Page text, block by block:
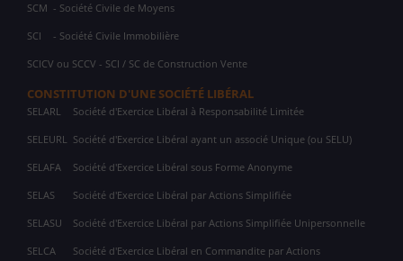
SCM - Société Civile de Moyens
SCI - Société Civile Immobilière
SCICV ou SCCV - SCI / SC de Construction Vente
CONSTITUTION D'UNE SOCIÉTÉ LIBÉRAL
SELARL Société d'Exercice Libéral à Responsabilité Limitée
SELEURL Société d'Exercice Libéral ayant un associé Unique (ou SELU)
SELAFA Société d'Exercice Libéral sous Forme Anonyme
SELAS Société d'Exercice Libéral par Actions Simplifiée
SELASU Société d'Exercice Libéral par Actions Simplifiée Unipersonnelle
SELCA Société d'Exercice Libéral en Commandite par Actions